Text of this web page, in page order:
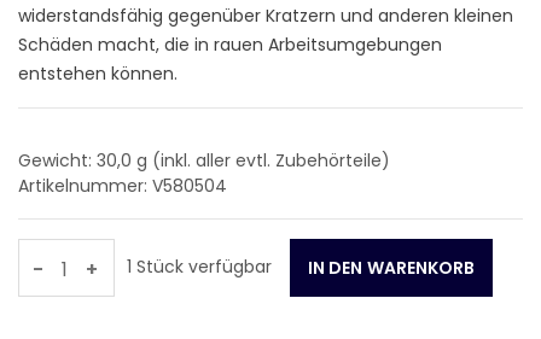
widerstandsfähig gegenüber Kratzern und anderen kleinen
Schäden macht, die in rauen Arbeitsumgebungen
entstehen können.
Gewicht: 30,0 g (inkl. aller evtl. Zubehörteile)
Artikelnummer: V580504
- + 1 Stück verfügbar